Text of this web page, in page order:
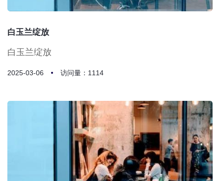
白玉兰绽放
白玉兰绽放
2025-03-06 访问量：1114